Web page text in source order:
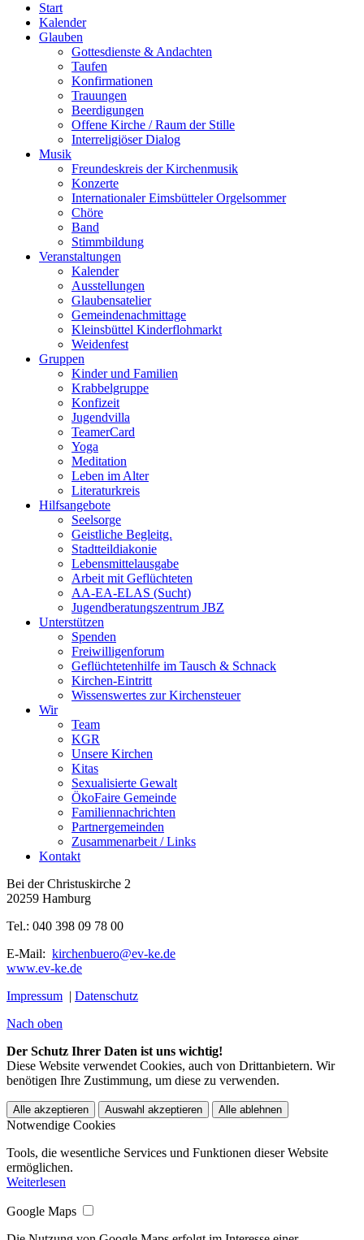
Start
Kalender
Glauben
Gottesdienste & Andachten
Taufen
Konfirmationen
Trauungen
Beerdigungen
Offene Kirche / Raum der Stille
Interreligiöser Dialog
Musik
Freundeskreis der Kirchenmusik
Konzerte
Internationaler Eimsbütteler Orgelsommer
Chöre
Band
Stimmbildung
Veranstaltungen
Kalender
Ausstellungen
Glaubensatelier
Gemeindenachmittage
Kleinsbüttel Kinder­flohmarkt
Weidenfest
Gruppen
Kinder und Familien
Krabbelgruppe
Konfizeit
Jugendvilla
TeamerCard
Yoga
Meditation
Leben im Alter
Literaturkreis
Hilfsangebote
Seelsorge
Geistliche Begleitg.
Stadtteildiakonie
Lebensmittelausgabe
Arbeit mit Geflüchteten
AA-EA-ELAS (Sucht)
Jugendberatungs­zentrum JBZ
Unterstützen
Spenden
Freiwilligenforum
Geflüchtetenhilfe im Tausch & Schnack
Kirchen-Eintritt
Wissenswertes zur Kirchensteuer
Wir
Team
KGR
Unsere Kirchen
Kitas
Sexualisierte Gewalt
ÖkoFaire Gemeinde
Familiennachrichten
Partnergemeinden
Zusammenarbeit / Links
Kontakt
Bei der Christuskirche 2
20259 Hamburg
Tel.: 040 398 09 78 00
E-Mail: kirchenbuero@ev-ke.de
www.ev-ke.de
Impressum | Datenschutz
Nach oben
Der Schutz Ihrer Daten ist uns wichtig!
Diese Website verwendet Cookies, auch von Drittanbietern. Wir
benötigen Ihre Zustimmung, um diese zu verwenden.
Alle akzeptieren Auswahl akzeptieren Alle ablehnen
Notwendige Cookies
Tools, die wesentliche Services und Funktionen dieser Website
ermöglichen.
Weiterlesen
Google Maps